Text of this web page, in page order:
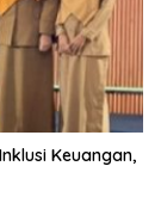
Keuangan,